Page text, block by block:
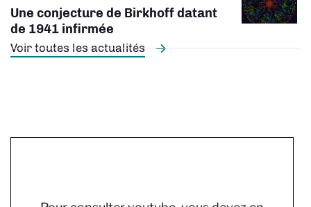
Voir toutes les actualités
Une conjecture de Birkhoff datant
de 1941 infirmée